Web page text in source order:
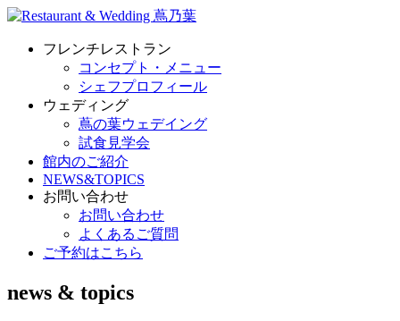
フレンチレストラン
コンセプト・メニュー
シェフプロフィール
ウェディング
蔦の葉ウェデイング
試食見学会
館内のご紹介
NEWS&TOPICS
お問い合わせ
お問い合わせ
よくあるご質問
ご予約はこちら
news & topics